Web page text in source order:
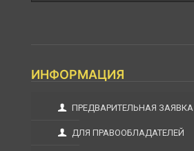
ИНФОРМАЦИЯ
ПРЕДВАРИТЕЛЬНАЯ ЗАЯВКА
ДЛЯ ПРАВООБЛАДАТЕЛЕЙ